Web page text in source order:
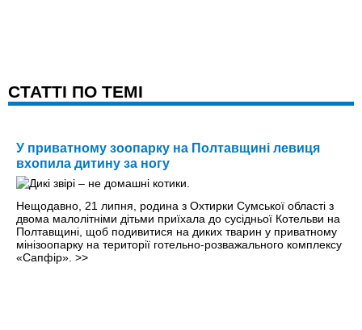
CТАТТІ ПО ТЕМІ
У приватному зоопарку на Полтавщині левиця
вхопила дитину за ногу
Нещодавно, 21 липня, родина з Охтирки Сумської області з
двома малолітніми дітьми приїхала до сусідньої Котельви на
Полтавщині, щоб подивитися на диких тварин у приватному
мінізоопарку на території готельно-розважального комплексу
«Сапфір». >>